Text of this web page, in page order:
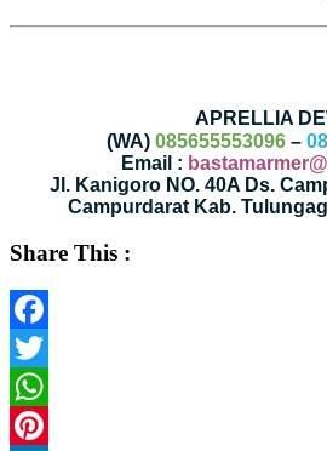
APRELLIA
(WA) 085655553096 –
Email :
Jl. Kanigoro NO. 40A Ds.
Campurdarat Kab.
Share This :
Facebook
Twitter
WhatsApp